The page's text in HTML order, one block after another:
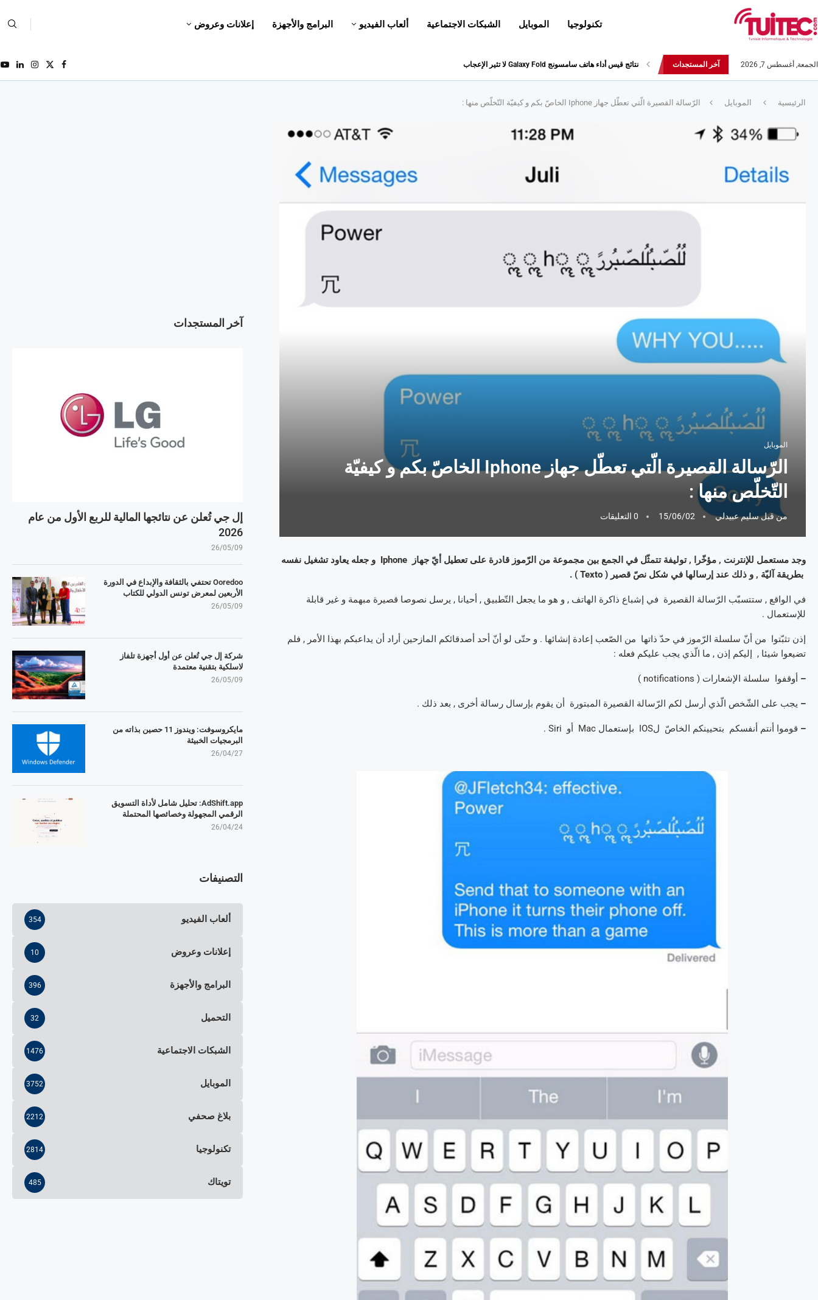
تكنولوجيا الموبايل الشبكات الاجتماعية ألعاب الفيديو البرامج والأجهزة إعلانات وعروض
الجمعة, أغسطس 7, 2026 آخر المستجدات أحدث إصدارات هواوي: هاتف “nova 8 SE” ينطلق رسميا مع أربع...
الرئيسية الموبايل الرّسالة القصيرة الّتي تعطّل جهاز Iphone الخاصّ بكم و كيفيّة التّخلّص منها :
الموبايل
الرّسالة القصيرة الّتي تعطّل جهاز Iphone الخاصّ بكم و كيفيّة
التّخلّص منها :
من قبلسليم عبيدلي 15/06/02 0 التعليقات
وجد مستعمل للإنترنت , مؤخّرا , توليفة تتمثّل في الجمع بين مجموعة من الرّموز قادرة على تعطيل أيّ جهاز Iphone و جعله يعاود تشغيل نفسه
بطريقة آليّة , و ذلك عند إرسالها في شكل نصّ قصير ( Texto ) .
في الواقع , ستتسبّب الرّسالة القصيرة في إشباع ذاكرة الهاتف , و هو ما يجعل التّطبيق , أحيانا , يرسل نصوصا قصيرة مبهمة و غير قابلة
للإستعمال .
إذن تثبّتوا من أنّ سلسلة الرّموز في حدّ ذاتها من الصّعب إعادة إنشائها . و حتّى لو أنّ أحد أصدقائكم المازحين أراد أن يداعبكم بهذا الأمر , فلم
تضيعوا شيئا , إليكم إذن , ما الّذي يجب عليكم فعله :
– أوقفوا سلسلة الإشعارات ( notifications )
– يجب على الشّخص الّذي أرسل لكم الرّسالة القصيرة المبتورة أن يقوم بإرسال رسالة أخرى , بعد ذلك .
– قوموا أنتم أنفسكم بتحيينكم الخاصّ لIOS بإستعمال Mac أو Siri .
آخر المستجدات
إل جي تُعلن عن نتائجها المالية للربع الأول من عام
2026
26/05/09
Ooredoo تحتفي بالثقافة والإبداع في الدورة
الأربعين لمعرض تونس الدولي للكتاب
26/05/09
شركة إل جي تُعلن عن أول أجهزة تلفاز
لاسلكية بتقنية معتمدة
26/05/09
مايكروسوفت: ويندوز 11 حصين بذاته من
البرمجيات الخبيثة
26/04/27
AdShift.app: تحليل شامل لأداة التسويق
الرقمي المجهولة وخصائصها المحتملة
26/04/24
التصنيفات
ألعاب الفيديو 354
إعلانات وعروض 10
البرامج والأجهزة 396
التحميل 32
الشبكات الاجتماعية 1476
الموبايل 3752
بلاغ صحفي 2212
تكنولوجيا 2814
تويتاك 485